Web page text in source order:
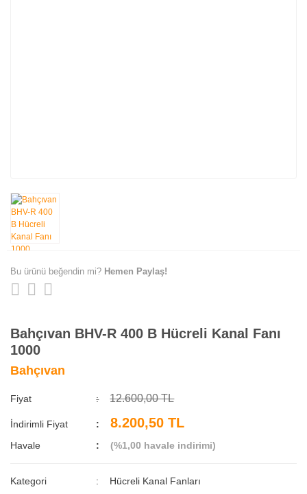
Bu ürünü beğendin mi? Hemen Paylaş!
Bahçıvan BHV-R 400 B Hücreli Kanal Fanı
1000
Bahçıvan
Fiyat 12.600,00 TL
İndirimli Fiyat 8.200,50 TL
Havale (%1,00 havale indirimi)
Kategori
Hücreli Kanal Fanları